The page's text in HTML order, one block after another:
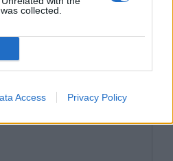
collected.
Access Privacy Policy